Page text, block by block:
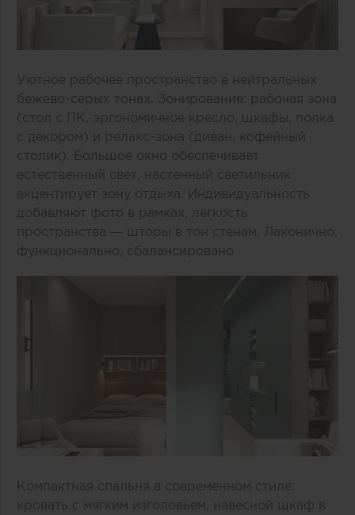
Уютное рабочее пространство в нейтральных
бежево-серых тонах. Зонирование: рабочая зона
(стол с ПК, эргономичное кресло, шкафы, полка
с декором) и релакс-зона (диван, кофейный
столик). Большое окно обеспечивает
естественный свет, настенный светильник
акцентирует зону отдыха. Индивидуальность
добавляют фото в рамках, лёгкость
пространства — шторы в тон стенам. Лаконично,
функционально, сбалансировано
Компактная спальня в современном стиле:
кровать с мягким изголовьем, навесной шкаф в